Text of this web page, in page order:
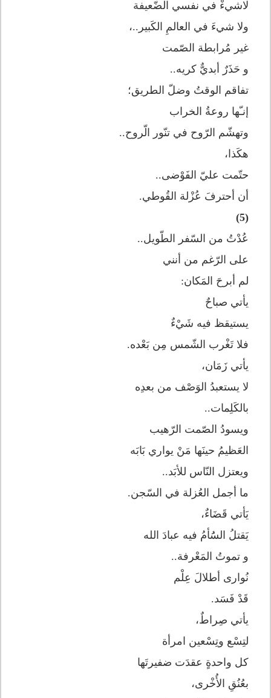
لاشيءْ في نفسي الضّعيفة
ولا شيءَ في العالمِ الكَبير..،
غير مُرابطة الصّمت
و حَذَرٌ أبديٌّ كريه..
تفاقم الوقتُ وضلّ الطريق؛
إنـّها روعةُ الخراب
وتهشّم الرّوح في تنّور الّروح..
هكَذا،
حتّمت عليّ الفَوْضى..
أن أحترفَ عُزْلة القُوطي.
(5)
عُدْتُ من السّفر الطّويل..
على الرّغم من أنني
لم أبرحَ المَكان:
يأتي صباحٌ
يستيقظ فيه شَيْءٌ
فلا تَغْرب الشّمس مِن بَعْده.
يأتي زَمَان،
لا يستعبدُ الوَصْف من بعدِه
بالكَلِمات..
ويسودُ الصّمت الرّهيب
العَظيمُ حينَها مَنْ يواري بَابَه
ويعتزل النّاس للأبَد..
ما أجمل العُزلة في السّجن.
يَأتي قَضَاءٌ،
يَقتلُ السَُأمُ فيه عبادَ الله
و تموتُ المَعْرفة..
نُوارى أطلالَ عِلْم
قَدْ فَسَد.
يأتي صِراطٌ،
لتِسْع وتِسْعين امرأة
كل واحدةٍ عقدَت ضفيرتَها
بعُنُقِ الأُخْرى،